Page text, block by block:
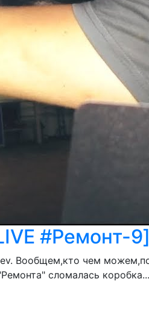
#Ремонт-9]
Вообщем,кто чем
сломалась коробка...